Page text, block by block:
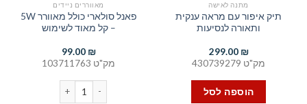
מתנה לאישה
תיק איפור עם מראה ענקית
ותאורה לנסיעות
299.00 ₪
מק"ט 430739279
הוספה לסל
מאווררים ניידים
פאנל סולארי כולל מאוורר 5W
– קל מאוד לשימוש
99.00 ₪
מק"ט 103711763